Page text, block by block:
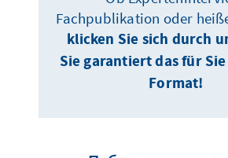
Fachpublikation oder
klicken Sie sich durch
Sie garantiert das für
Format!